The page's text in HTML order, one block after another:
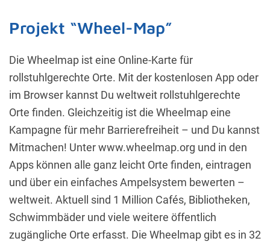
Projekt “Wheel-Map”
Die Wheelmap ist eine Online-Karte für
rollstuhlgerechte Orte. Mit der kostenlosen App oder
im Browser kannst Du weltweit rollstuhlgerechte
Orte finden. Gleichzeitig ist die Wheelmap eine
Kampagne für mehr Barrierefreiheit – und Du kannst
Mitmachen! Unter www.wheelmap.org und in den
Apps können alle ganz leicht Orte finden, eintragen
und über ein einfaches Ampelsystem bewerten –
weltweit. Aktuell sind 1 Million Cafés, Bibliotheken,
Schwimmbäder und viele weitere öffentlich
zugängliche Orte erfasst. Die Wheelmap gibt es in 32